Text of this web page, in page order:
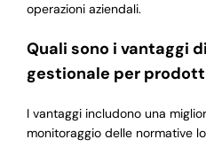
operazioni aziendali.
Quali sono i vantaggi
gestionale per
I vantaggi includono una
monitoraggio delle normative